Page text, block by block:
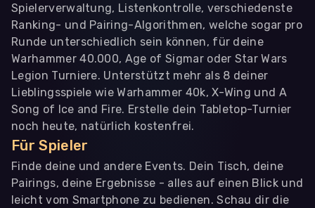
Spielerverwaltung, Listenkontrolle, verschiedenste
Ranking- und Pairing-Algorithmen, welche sogar pro
Runde unterschiedlich sein können, für deine
Warhammer 40.000, Age of Sigmar oder Star Wars
Legion Turniere. Unterstützt mehr als 8 deiner
Lieblingsspiele wie Warhammer 40k, X-Wing und A
Song of Ice and Fire. Erstelle dein Tabletop-Turnier
noch heute, natürlich kostenfrei.
Für Spieler
Finde deine und andere Events. Dein Tisch, deine
Pairings, deine Ergebnisse - alles auf einen Blick und
leicht vom Smartphone zu bedienen. Schau dir die